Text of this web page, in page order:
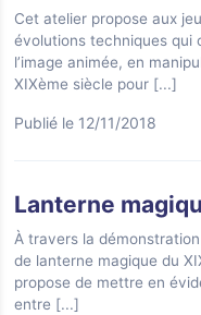
Cet atelier propose aux
évolutions techniques qui
l’image animée, en
XIXème siècle pour [...]
Publié le 12/11/2018
Lanterne
À travers la
de lanterne magique du
propose de mettre en
entre [...]